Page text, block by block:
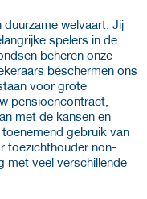
duurzame welvaart. Jij
spelers in de
beheren onze
beschermen ons
voor grote
pensioencontract,
met de kansen en
gebruik van
toezichthouder non-
met veel verschillende